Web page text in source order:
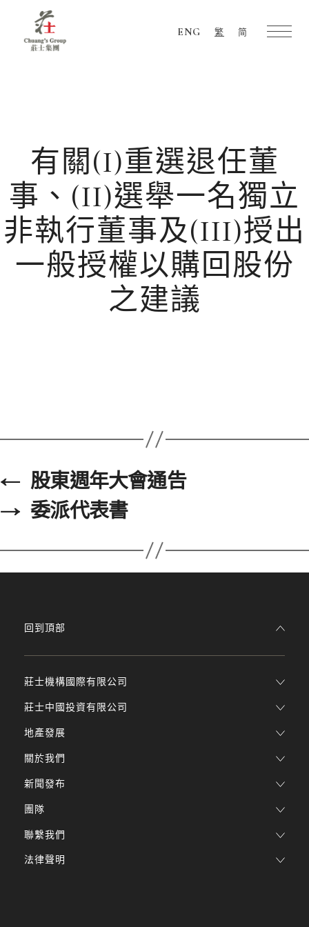
ENG 繁 简
有關(I)重選退任董
事、(II)選舉一名獨立
非執行董事及(III)授出
一般授權以購回股份
之建議
← 股東週年大會通告
→ 委派代表書
莊士機構國際有限公司
莊士中國投資有限公司
地產發展
關於我們
新聞發布
團隊
回到頂部
聯繫我們
法律聲明